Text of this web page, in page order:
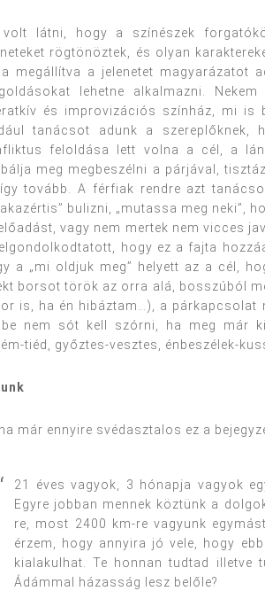
látni, hogy a színészek
rögtönöztek, és olyan
megállítva a jelenetet magyarázatot
lehetne alkalmazni.
és improvizációs színház, mi is
tanácsot adunk a szereplőknek,
feloldása lett volna a cél, a
meg megbeszélni a párjával,
tovább. A férfiak rendre azt
bulizni, „mutassa meg neki”,
vagy nem mertek nem vicces
hogy ez a fajta
a „mi oldjuk meg” helyett az a cél,
borsot török az orra alá, bosszúból
is, ha én hibáztam…), a párkapcsolat
nem sót kell szórni, ha meg már
tiéd, győztes-vesztes, énbeszélek-
már ennyire svédasztalos ez a
21 éves vagyok, 3 hónapja vagyok
Egyre jobban mennek köztünk a
re, most 2400 km-re vagyunk
érzem, hogy annyira jó vele, hogy
kialakulhat. Te honnan tudtad illetve
Ádámmal házasság lesz belőle?